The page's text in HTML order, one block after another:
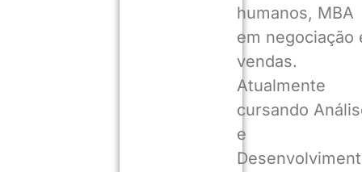
humanos, MBA
em negociação
vendas.
Atualmente
cursando
e